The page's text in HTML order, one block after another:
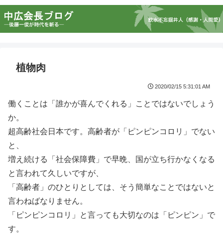
植物肉
2020/02/15 5:31:01 AM
働くことは「誰かが喜んでくれる」ことではないでしょう
か。
超高齢社会日本です。高齢者が「ピンピンコロリ」でない
と、
増え続ける「社会保障費」で早晩、国が立ち行かなくなる
と言われて久しいですが、
「高齢者」のひとりとしては、そう簡単なことではないと
言わねばなりません。
「ピンピンコロリ」と言っても大切なのは「ピンピン」で
す。